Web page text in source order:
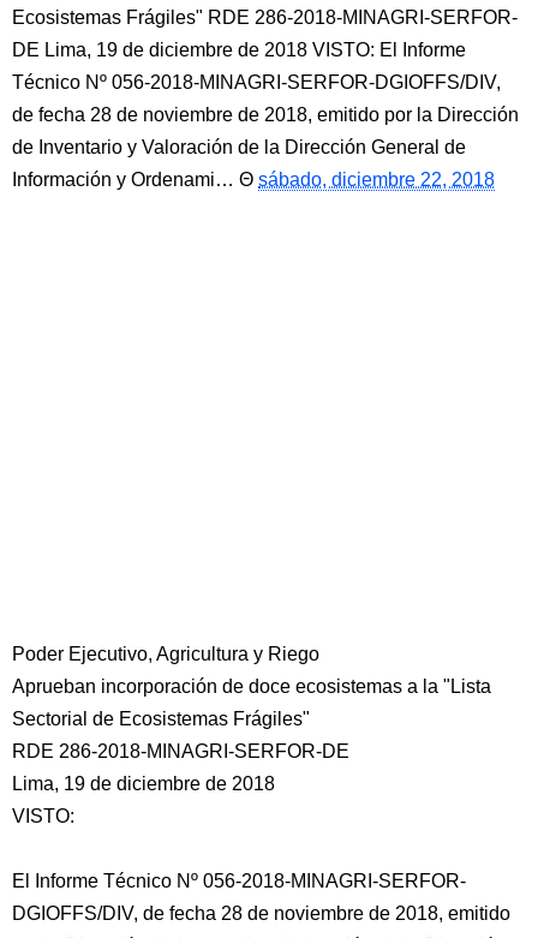
Ecosistemas Frágiles" RDE 286-2018-MINAGRI-SERFOR-
DE Lima, 19 de diciembre de 2018 VISTO: El Informe
Técnico Nº 056-2018-MINAGRI-SERFOR-DGIOFFS/DIV,
de fecha 28 de noviembre de 2018, emitido por la Dirección
de Inventario y Valoración de la Dirección General de
Información y Ordenami…
sábado, diciembre 22, 2018
Poder Ejecutivo, Agricultura y Riego
Aprueban incorporación de doce ecosistemas a la "Lista
Sectorial de Ecosistemas Frágiles"
RDE 286-2018-MINAGRI-SERFOR-DE
Lima, 19 de diciembre de 2018
VISTO:
El Informe Técnico Nº 056-2018-MINAGRI-SERFOR-
DGIOFFS/DIV, de fecha 28 de noviembre de 2018, emitido